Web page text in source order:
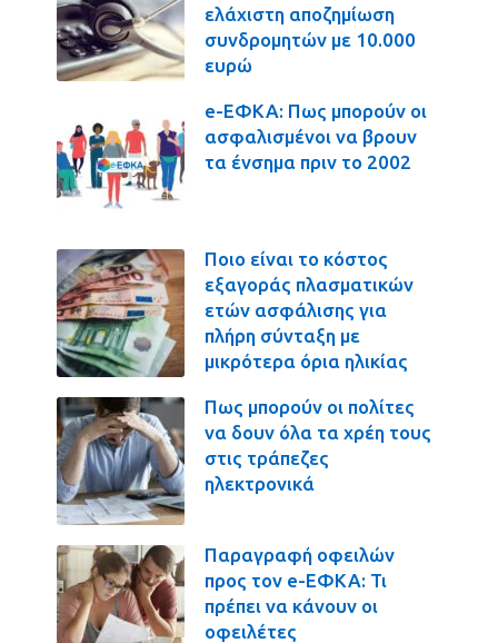
ελάχιστη αποζημίωση
συνδρομητών με 10.000
ευρώ
e-ΕΦΚΑ: Πως μπορούν οι
ασφαλισμένοι να βρουν
τα ένσημα πριν το 2002
Ποιο είναι το κόστος
εξαγοράς πλασματικών
ετών ασφάλισης για
πλήρη σύνταξη με
μικρότερα όρια ηλικίας
Πως μπορούν οι πολίτες
να δουν όλα τα χρέη τους
στις τράπεζες
ηλεκτρονικά
Παραγραφή οφειλών
προς τον e-ΕΦΚΑ: Τι
πρέπει να κάνουν οι
οφειλέτες